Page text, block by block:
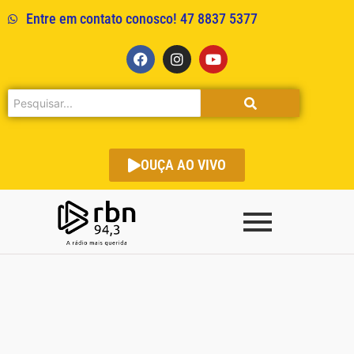
Entre em contato conosco! 47 8837 5377
OUÇA AO VIVO